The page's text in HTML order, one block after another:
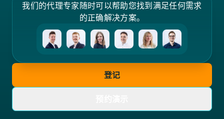
我们的代理专家随时可以帮助您找到满足任何需求
的正确解决方案。
登记